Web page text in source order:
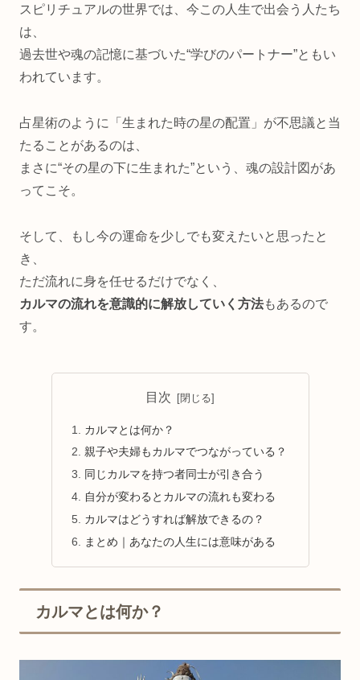
スピリチュアルの世界では、今この人生で出会う人たち
は、
過去世や魂の記憶に基づいた“学びのパートナー”ともい
われています。
占星術のように「生まれた時の星の配置」が不思議と当
たることがあるのは、
まさに“その星の下に生まれた”という、魂の設計図があ
ってこそ。
そして、もし今の運命を少しでも変えたいと思ったと
き、
ただ流れに身を任せるだけでなく、
カルマの流れを意識的に解放していく方法もあるので
す。
目次
カルマとは何か？
親子や夫婦もカルマでつながっている？
同じカルマを持つ者同士が引き合う
自分が変わるとカルマの流れも変わる
カルマはどうすれば解放できるの？
まとめ｜あなたの人生には意味がある
カルマとは何か？